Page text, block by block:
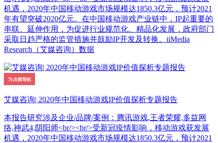
机遇，2020年中国移动游戏市场规模达1850.3亿元，预计2021
年有望突破2020亿元。在中国移动游戏产业链中，IP起重要的
串联、延伸作用，为促进行业规范化、精品化发展，政府部门
采取日趋严格的监管措施并鼓励IP开发及转换。iiMedia
Research（艾媒咨询）数据
艾媒咨询| 2020年中国移动游戏IP价值探析专题报告
本报告研究涉及企业/品牌/案例：腾讯游戏,王者荣耀,多益网
络,神武4,阴阳师<br/><br/>受新冠疫情影响，移动游戏获发展
机遇，2020年中国移动游戏市场规模达1850.3亿元，预计2021